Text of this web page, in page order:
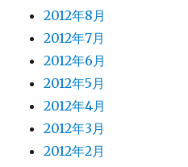
2012年8月
2012年7月
2012年6月
2012年5月
2012年4月
2012年3月
2012年2月